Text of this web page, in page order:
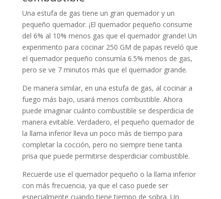
Una estufa de gas tiene un gran quemador y un
pequeño quemador. ¡El quemador pequeño consume
del 6% al 10% menos gas que el quemador grande! Un
experimento para cocinar 250 GM de papas reveló que
el quemador pequeño consumía 6.5% menos de gas,
pero se ve 7 minutos más que el quemador grande.
De manera similar, en una estufa de gas, al cocinar a
fuego más bajo, usará menos combustible. Ahora
puede imaginar cuánto combustible se desperdicia de
manera evitable. Verdadero, el pequeño quemador de
la llama inferior lleva un poco más de tiempo para
completar la cocción, pero no siempre tiene tanta
prisa que puede permitirse desperdiciar combustible.
Recuerde use el quemador pequeño o la llama inferior
con más frecuencia, ya que el caso puede ser
especialmente cuando tiene tiempo de sobra. Un